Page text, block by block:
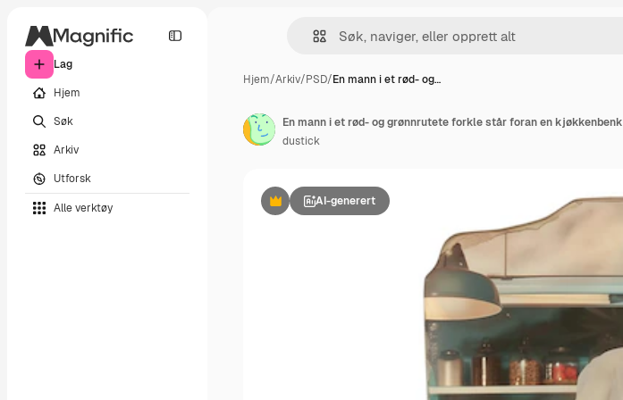
Lag
Hjem
Søk
Arkiv
Utforsk
Alle verktøy
Hjem/Arkiv/PSD/En mann i et rød- og…
PremiumAI-generert
En mann i et rød- og grønnrutete forkle står foran en kjøkkenbenk
dustick